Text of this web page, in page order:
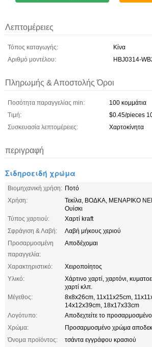
Λεπτομέρειες
Τόπος καταγωγής:
Κίνα
Αριθμό μοντέλου:
HBJ0314-
Πληρωμής & Αποστολής Όροι
Ποσότητα παραγγελίας min:
100 κομμάτια
Τιμή:
$0.45/pieces
Συσκευασία λεπτομέρειες:
Χαρτοκίνητα
περιγραφή
Σιδηροειδή χρώμα
Βιομηχανική χρήση: Ποτό
Χρήση:
Τεκίλα, ΒΟΔΚΑ, ΜΕΝΑΡΙΚΟ
Ουίσκι
Τύπος χαρτιού:
Χαρτί kraft
Σφράγιση & Λαβή:
Λαβή μήκους χεριού
Προσαρμοσμένη
παραγγελία:
Αποδέχομαι
Χαρακτηριστικό:
Χειροποίητος
Υλικό:
Χάρτινο χαρτί, χαρτόνι,
χαρτί κλπ.
Μέγεθος:
8x8x26cm, 11x11x25cm,
14x12x39cm, 18x17x33cm
Λογότυπο:
Αποδεχτείτε το
Χρώμα:
Προσαρμοσμένο χρώμα
Όνομα προϊόντος:
τσάντα εγγράφου κρασιού